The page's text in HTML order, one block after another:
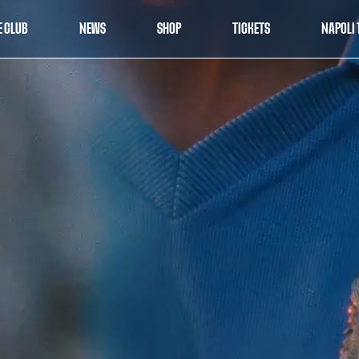
CLUB NEWS SHOP TICKETS NAPOLI